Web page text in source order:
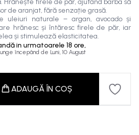
Hrănește firele de păr, ajutând barba să
de aranjat, fără senzație grasă.
uleiuri naturale – argan, avocado și
hrănesc și întăresc firele de păr, iar
și stimulează elasticitatea.
in urmatoarele 18 ore,
începând de Luni, 10 August
ADAUGĂ ÎN COȘ